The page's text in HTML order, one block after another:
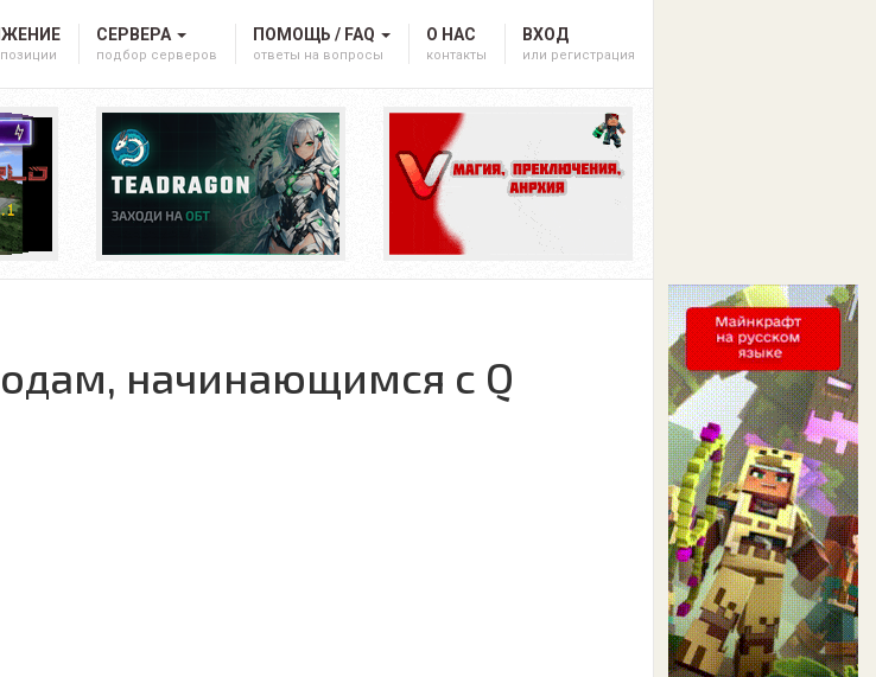
СЕРВЕРА
подбор серверов
ПОМОЩЬ / FAQ
ответы на вопросы
О НАС
контакты
ВХОД
или регистрация
начинающимся с Q